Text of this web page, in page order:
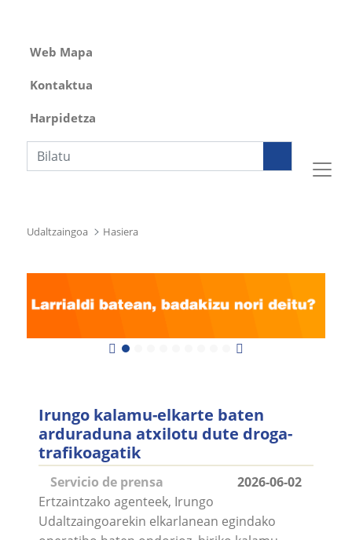
Web Mapa
Kontaktua
Harpidetza
Bilaketa
Udaltzaingoa Hasiera
Previous
Irungo kalamu-elkarte baten
arduraduna atxilotu dute droga-
trafikoagatik
Servicio de prensa
2026-06-02
Ertzaintzako agenteek, Irungo
Udaltzaingoarekin elkarlanean egindako